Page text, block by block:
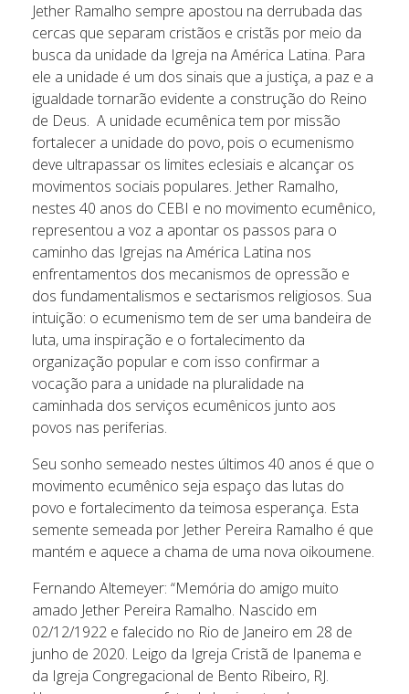
Jether Ramalho sempre apostou na derrubada das
cercas que separam cristãos e cristãs por meio da
busca da unidade da Igreja na América Latina. Para
ele a unidade é um dos sinais que a justiça, a paz e a
igualdade tornarão evidente a construção do Reino
de Deus. A unidade ecumênica tem por missão
fortalecer a unidade do povo, pois o ecumenismo
deve ultrapassar os limites eclesiais e alcançar os
movimentos sociais populares. Jether Ramalho,
nestes 40 anos do CEBI e no movimento ecumênico,
representou a voz a apontar os passos para o
caminho das Igrejas na América Latina nos
enfrentamentos dos mecanismos de opressão e
dos fundamentalismos e sectarismos religiosos. Sua
intuição: o ecumenismo tem de ser uma bandeira de
luta, uma inspiração e o fortalecimento da
organização popular e com isso confirmar a
vocação para a unidade na pluralidade na
caminhada dos serviços ecumênicos junto aos
povos nas periferias.
Seu sonho semeado nestes últimos 40 anos é que o
movimento ecumênico seja espaço das lutas do
povo e fortalecimento da teimosa esperança. Esta
semente semeada por Jether Pereira Ramalho é que
mantém e aquece a chama de uma nova oikoumene.
Fernando Altemeyer: “Memória do amigo muito
amado Jether Pereira Ramalho. Nascido em
02/12/1922 e falecido no Rio de Janeiro em 28 de
junho de 2020. Leigo da Igreja Cristã de Ipanema e
da Igreja Congregacional de Bento Ribeiro, RJ.